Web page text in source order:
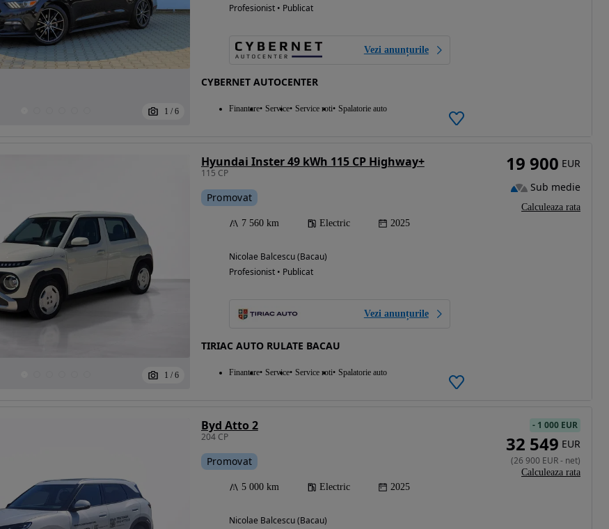
Eligibil pentru
1 / 6
Profesionist • Publicat
Vezi anunțurile
CYBERNET AUTOCENTER
Finantare Service Service roti Spalatorie auto
1 / 6
Hyundai Inster 49 kWh 115 CP Highway+
115 CP
Promovat
7 560 km Electric 2025
Nicolae Balcescu (Bacau)
Profesionist • Publicat
Vezi anunțurile
TIRIAC AUTO RULATE BACAU
Finantare Service Service roti Spalatorie auto
19 900 EUR
Sub medie
Calculeaza rata
Byd Atto 2
204 CP
Promovat
5 000 km Electric 2025
Nicolae Balcescu (Bacau)
- 1 000 EUR
32 549 EUR
(26 900 EUR- net)
Calculeaza rata